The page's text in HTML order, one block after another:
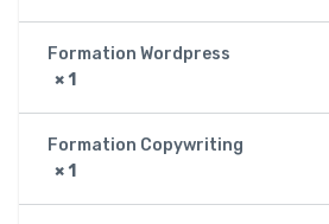
Formation Wordpress
× 1
Formation Copywriting
× 1